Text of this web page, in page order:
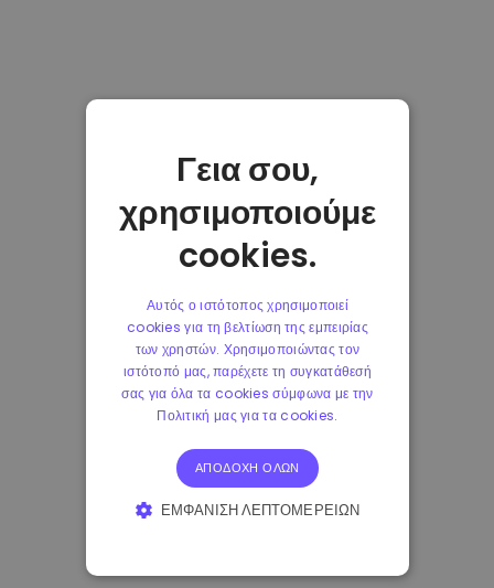
Γεια σου,
χρησιμοποιούμε
cookies.
Αυτός ο ιστότοπος χρησιμοποιεί
cookies για τη βελτίωση της εμπειρίας
των χρηστών. Χρησιμοποιώντας τον
ιστότοπό μας, παρέχετε τη συγκατάθεσή
σας για όλα τα cookies σύμφωνα με την
Πολιτική μας για τα cookies.
ΑΠΟΔΟΧΉ ΌΛΩΝ
ΕΜΦΆΝΙΣΗ ΛΕΠΤΟΜΕΡΕΙΏΝ